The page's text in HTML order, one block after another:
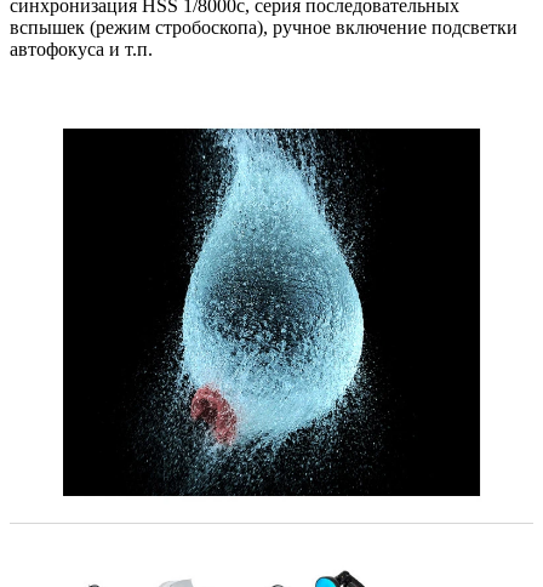
синхронизация HSS 1/8000с, серия последовательных
вспышек (режим стробоскопа), ручное включение подсветки
автофокуса и т.п.